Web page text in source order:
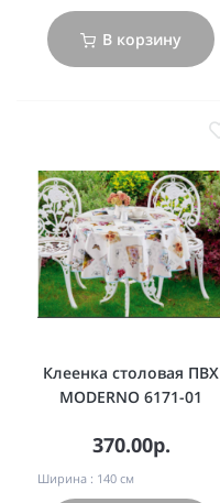
В корзину
Клеенка столовая ПВХ
MODERNO 6171-01
370.00р.
Ширина : 140 см